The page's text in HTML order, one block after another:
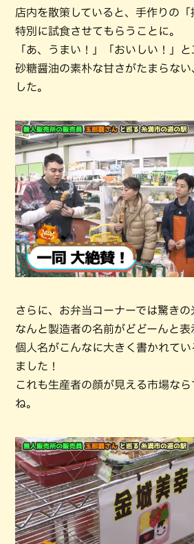
店内を散策していると、手作りの「
特別に試食させてもらうことに。
「あ、うまい！」「おいしい！」と
砂糖醤油の素朴な甘さがたまらな
した。
さらに、お弁当コーナーでは驚きの
なんと製造者の名前がどどーんと表
個人名がこんなに大きく書かれてい
ました！
これも生産者の顔が見える市場な
ね。